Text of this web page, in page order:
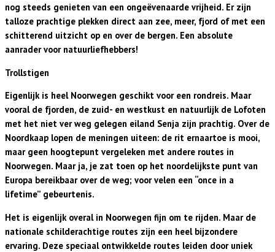
nog steeds genieten van een ongeëvenaarde vrijheid. Er zijn
talloze prachtige plekken direct aan zee, meer, fjord of met een
schitterend uitzicht op en over de bergen. Een absolute
aanrader voor natuurliefhebbers!
Trollstigen
Eigenlijk is heel Noorwegen geschikt voor een rondreis. Maar
vooral de fjorden, de zuid- en westkust en natuurlijk de Lofoten
met het niet ver weg gelegen eiland Senja zijn prachtig. Over de
Noordkaap lopen de meningen uiteen: de rit ernaartoe is mooi,
maar geen hoogtepunt vergeleken met andere routes in
Noorwegen. Maar ja, je zat toen op het noordelijkste punt van
Europa bereikbaar over de weg; voor velen een “once in a
lifetime” gebeurtenis.
Het is eigenlijk overal in Noorwegen fijn om te rijden. Maar de
nationale schilderachtige routes zijn een heel bijzondere
ervaring. Deze speciaal ontwikkelde routes leiden door uniek